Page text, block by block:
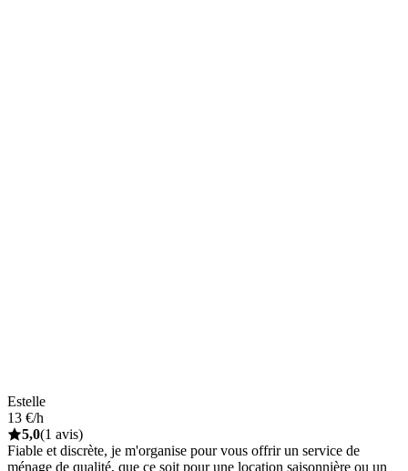
Estelle
13 €/h
5,0(1 avis)
Fiable et discrète, je m'organise pour vous offrir un service de
ménage de qualité, que ce soit pour une location saisonnière ou un